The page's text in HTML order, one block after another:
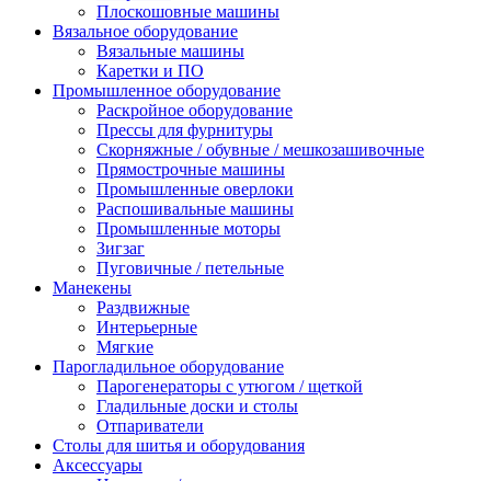
Плоскошовные машины
Вязальное оборудование
Вязальные машины
Каретки и ПО
Промышленное оборудование
Раскройное оборудование
Прессы для фурнитуры
Скорняжные / обувные / мешкозашивочные
Прямострочные машины
Промышленные оверлоки
Распошивальные машины
Промышленные моторы
Зигзаг
Пуговичные / петельные
Манекены
Раздвижные
Интерьерные
Мягкие
Парогладильное оборудование
Парогенераторы с утюгом / щеткой
Гладильные доски и столы
Отпариватели
Столы для шитья и оборудования
Аксессуары